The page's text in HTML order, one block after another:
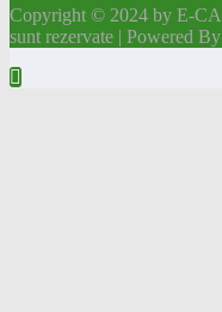
Copyright © 2024 by E-
sunt rezervate | Powered By